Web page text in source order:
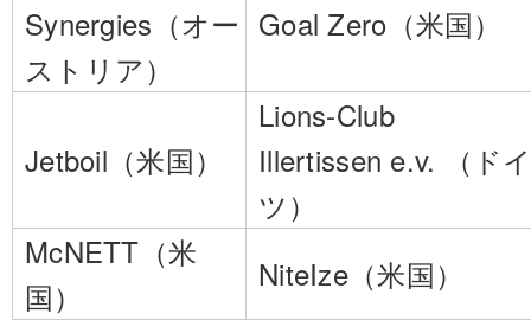
Synergies（オー
ストリア）
Goal Zero（米国）
Jetboil（米国）
Lions-Club
Illertissen e.v. （ド
ツ）
McNETT（米
国）
NiteIze（米国）